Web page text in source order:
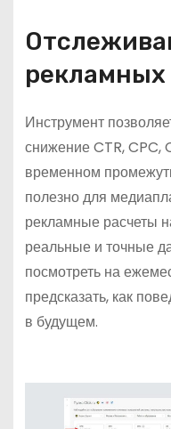
Инструмент
снижение CTR, CPC,
временном
полезно для
рекламные расчеты
реальные и точные
посмотреть на
предсказать, как
в будущем.